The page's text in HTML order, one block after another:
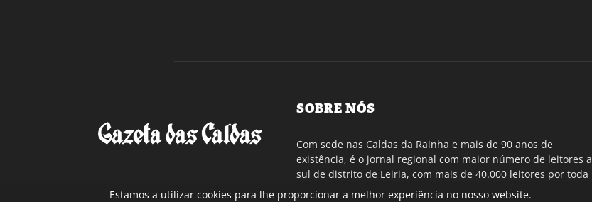
SOBRE NÓS
Com sede nas Caldas da Rainha e mais de 90 anos de
existência, é o jornal regional com maior número de leitores a
sul de distrito de Leiria, com mais de 40.000 leitores por toda
a região Oeste. Jornal com distribuição em Portugal
Estamos a utilizar cookies para lhe proporcionar a melhor experiência no nosso website.